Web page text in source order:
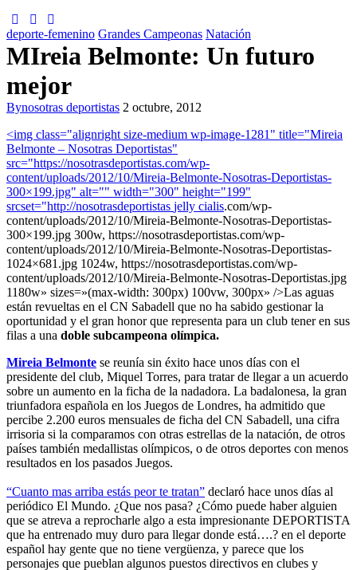
deporte-femenino Grandes Campeonas Natación
MIreia Belmonte: Un futuro
mejor
Bynosotras deportistas 2 octubre, 2012
<img class="alignright size-medium wp-image-1281" title="Mireia
Belmonte – Nosotras Deportistas"
src="https://nosotrasdeportistas.com/wp-
content/uploads/2012/10/Mireia-Belmonte-Nosotras-Deportistas-
300×199.jpg" alt="" width="300" height="199"
srcset="http://nosotrasdeportistas jelly cialis.com/wp-
content/uploads/2012/10/Mireia-Belmonte-Nosotras-Deportistas-
300×199.jpg 300w, https://nosotrasdeportistas.com/wp-
content/uploads/2012/10/Mireia-Belmonte-Nosotras-Deportistas-
1024×681.jpg 1024w, https://nosotrasdeportistas.com/wp-
content/uploads/2012/10/Mireia-Belmonte-Nosotras-Deportistas.jpg
1180w» sizes=»(max-width: 300px) 100vw, 300px» />Las aguas
están revueltas en el CN Sabadell que no ha sabido gestionar la
oportunidad y el gran honor que representa para un club tener en sus
filas a una doble subcampeona olímpica.
Mireia Belmonte se reunía sin éxito hace unos días con el
presidente del club, Miquel Torres, para tratar de llegar a un acuerdo
sobre un aumento en la ficha de la nadadora. La badalonesa, la gran
triunfadora española en los Juegos de Londres, ha admitido que
percibe 2.200 euros mensuales de ficha del CN Sabadell, una cifra
irrisoria si la comparamos con otras estrellas de la natación, de otros
países también medallistas olímpicos, o de otros deportes con menos
resultados en los pasados Juegos.
“Cuanto mas arriba estás peor te tratan” declaró hace unos días al
periódico El Mundo. ¿Que nos pasa? ¿Cómo puede haber alguien
que se atreva a reprocharle algo a esta impresionante DEPORTISTA
que ha entrenado muy duro para llegar donde está….? en el deporte
español hay gente que no tiene vergüenza, y parece que los
personajes que pueblan algunos puestos directivos en clubes y